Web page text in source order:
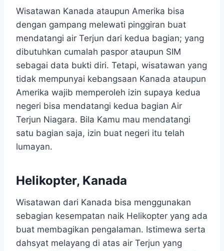
Wisatawan Kanada ataupun Amerika bisa
dengan gampang melewati pinggiran buat
mendatangi air Terjun dari kedua bagian; yang
dibutuhkan cumalah paspor ataupun SIM
sebagai data bukti diri. Tetapi, wisatawan yang
tidak mempunyai kebangsaan Kanada ataupun
Amerika wajib memperoleh izin supaya kedua
negeri bisa mendatangi kedua bagian Air
Terjun Niagara. Bila Kamu mau mendatangi
satu bagian saja, izin buat negeri itu telah
lumayan.
Helikopter, Kanada
Wisatawan dari Kanada bisa menggunakan
sebagian kesempatan naik Helikopter yang ada
buat membagikan pengalaman. Istimewa serta
dahsyat melayang di atas air Terjun yang